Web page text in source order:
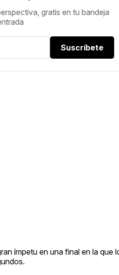
gratis en tu bandeja
Suscríbete
ímpetu en una final en la que